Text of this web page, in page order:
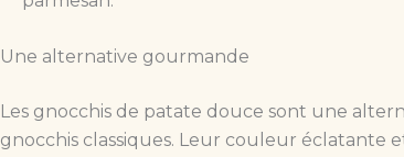
Une alternative gourmande
Les gnocchis de patate douce sont une
gnocchis classiques. Leur couleur